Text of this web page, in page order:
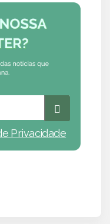
Privacidade